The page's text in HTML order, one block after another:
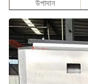
উপাদান
কেমিক্যাল
কম্পোজিশন
স্পেসিফিকেশন